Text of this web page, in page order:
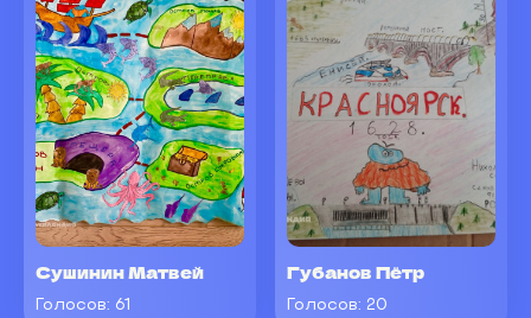
Сушинин Матвей
Голосов: 61
Губанов Пётр
Голосов: 20